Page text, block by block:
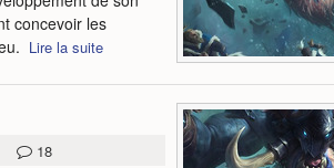
concevoir les
Lire la suite
18